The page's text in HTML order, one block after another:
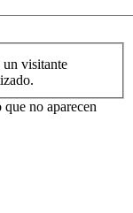
un visitante
no aparecen